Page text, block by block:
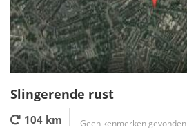
Slingerende rust
104 km Geen kenmerken gevonden